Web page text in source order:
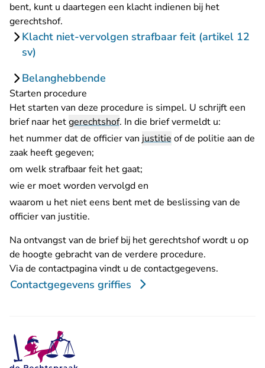
bent, kunt u daartegen een klacht indienen bij het
gerechtshof.
Klacht niet-vervolgen strafbaar feit (artikel 12
sv)
Belanghebbende
Starten procedure
Het starten van deze procedure is simpel. U schrijft een
brief naar hetgerechtshof. In die brief vermeldt u:
het nummer dat de officier van justitie of de politie aan de
zaak heeft gegeven;
om welk strafbaar feit het gaat;
wie er moet worden vervolgd en
waarom u het niet eens bent met de beslissing van de
officier van justitie.
Na ontvangst van de brief bij het gerechtshof wordt u op
de hoogte gebracht van de verdere procedure.
Via de contactpagina vindt u de contactgegevens.
Contactgegevens griffies